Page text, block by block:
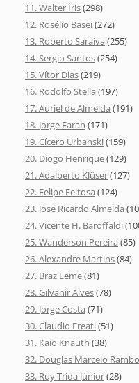
11. Walter Íris(298)
12. Rosélio Basei(272)
13. Roberto Saraiva (255)
14. Sergio Santos(254)
15. Vítor Dias(219)
16. Rodolfo Stella (197)
17. Auriel de Almeida (191)
18. Jorge Farah (171)
19. Cícero Urbanski(159)
20. Diogo Henrique(129)
21. Adalberto Klüser(127)
22. Felipe Feitosa (124)
23. José Ricardo Almeida
24. Vicente H. Baroffaldi
25. Wanderson Pereira (85)
26. Alexandre Martins(84)
27. Braz Leme(81)
28. Gilvanir Alves(78)
29. Jorge Costa (71)
30. Claudio Freati(51)
31. Kaio Knauth (38)
32. Douglas Marcelo
33. Ruy Trida Júnior(28)